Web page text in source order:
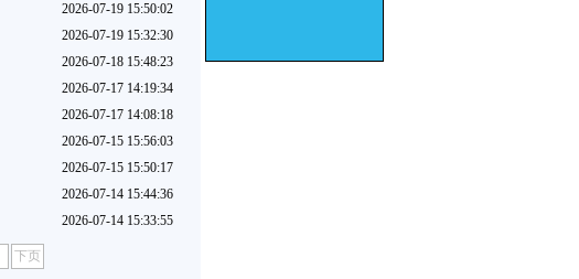
2026-07-19 15:50:02
2026-07-19 15:32:30
2026-07-18 15:48:23
2026-07-17 14:19:34
2026-07-17 14:08:18
2026-07-15 15:56:03
2026-07-15 15:50:17
2026-07-14 15:44:36
2026-07-14 15:33:55
下页